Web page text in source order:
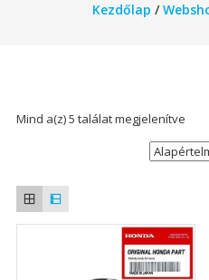
Kezdőlap /
Mind a(z) 5 találat megjelenítve